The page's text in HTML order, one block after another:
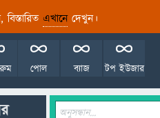
এখানেদেখুন।
টপ ইউজার
ব্যাজ
পোল